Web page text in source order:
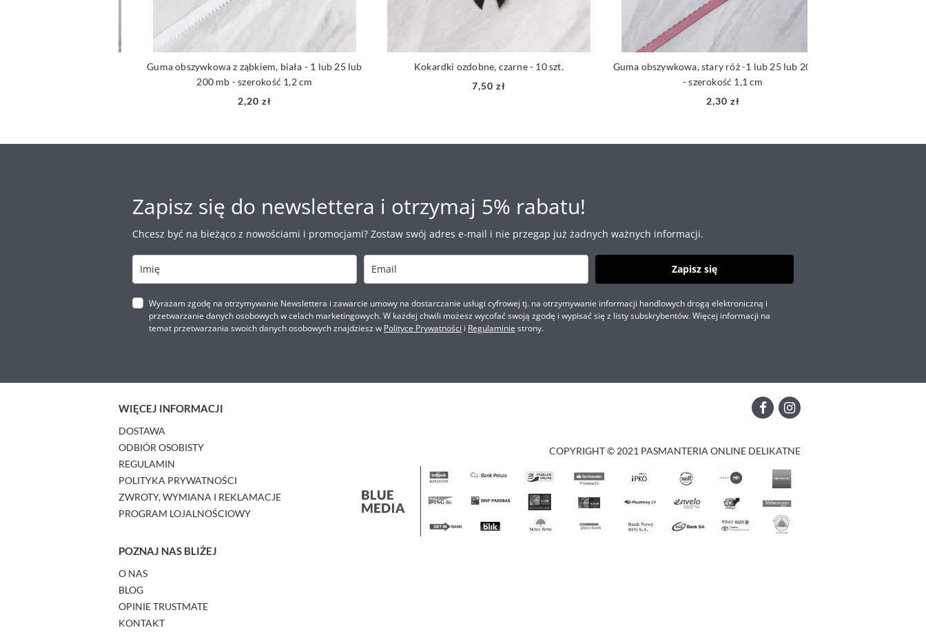
Guma obszywkowa z ząbkiem, biała - 1 lub 25 lub
200 mb - szerokość 1,2 cm
2,20 zł
Kokardki ozdobne, czarne - 10 szt.
7,50 zł
Guma obszywkowa, stary róż -1 lub 25 lub 200 mb
- szerokość 1,1 cm
2,30 zł
Zapisz się do newslettera i otrzymaj 5% rabatu!
Chcesz być na bieżąco z nowościami i promocjami? Zostaw swój adres e-mail i nie przegap już żadnych ważnych informacji.
Zapisz się
Wyrażam zgodę na otrzymywanie Newslettera i zawarcie umowy na dostarczanie usługi cyfrowej tj. na otrzymywanie informacji handlowych drogą elektroniczną i
przetwarzanie danych osobowych w celach marketingowych. W każdej chwili możesz wycofać swoją zgodę i wypisać się z listy subskrybentów. Więcej informacji na
temat przetwarzania swoich danych osobowych znajdziesz w Polityce Prywatności i Regulaminie strony.
WIĘCEJ INFORMACJI
DOSTAWA
ODBIÓR OSOBISTY
REGULAMIN
POLITYKA PRYWATNOŚCI
ZWROTY, WYMIANA I REKLAMACJE
PROGRAM LOJALNOŚCIOWY
POZNAJ NAS BLIŻEJ
O NAS
BLOG
OPINIE TRUSTMATE
KONTAKT
COPYRIGHT © 2021 PASMANTERIA ONLINE DELIKATNE